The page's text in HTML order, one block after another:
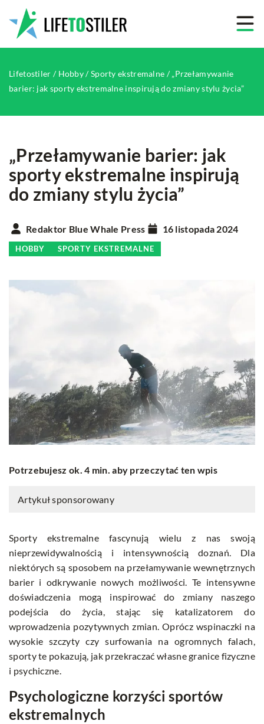
Lifetostiler / Hobby/Sporty ekstremalne /„Przełamywanie
barier: jak sporty ekstremalne inspirują do zmiany stylu życia”
„Przełamywanie barier: jak
sporty ekstremalne inspirują
do zmiany stylu życia”
Redaktor Blue Whale Press 16 listopada 2024
HOBBY SPORTY EKSTREMALNE
Potrzebujesz ok. 4 min. aby przeczytać ten wpis
Artykuł sponsorowany
Sporty ekstremalne fascynują wielu z nas swoją
nieprzewidywalnością i intensywnością doznań. Dla
niektórych są sposobem na przełamywanie wewnętrznych
barier i odkrywanie nowych możliwości. Te intensywne
doświadczenia mogą inspirować do zmiany naszego
podejścia do życia, stając się katalizatorem do
wprowadzenia pozytywnych zmian. Oprócz wspinaczki na
wysokie szczyty czy surfowania na ogromnych falach,
sporty te pokazują, jak przekraczać własne granice fizyczne
i psychiczne.
Psychologiczne korzyści sportów
ekstremalnych